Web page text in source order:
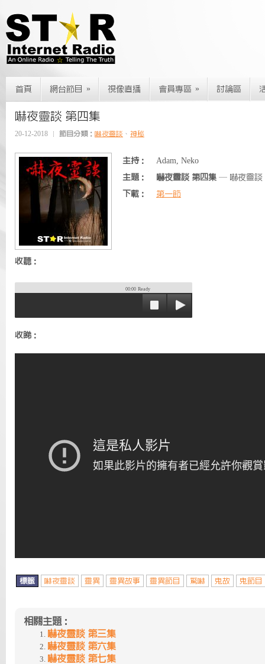
首頁 網台節目 » 視像直播 會員專區 » 討論區
嚇夜靈談 第四集
20-12-2018 節目分類： 嚇夜靈談 、 神秘
主持：
Adam, Neko
主題：
嚇夜靈談 第四集 — 嚇夜靈談
下載：
第一節
收聽：
00:00 Ready
收睇：
標籤 嚇夜靈談 靈異 靈異故事 靈異節目 驚嚇 鬼故 鬼節目
相關主題：
嚇夜靈談 第三集
嚇夜靈談 第六集
嚇夜靈談 第七集